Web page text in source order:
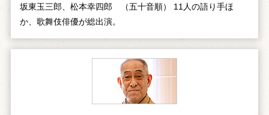
坂東玉三郎、松本幸四郎 （五十音順） 11人の語り手ほ
か、歌舞伎俳優が総出演。